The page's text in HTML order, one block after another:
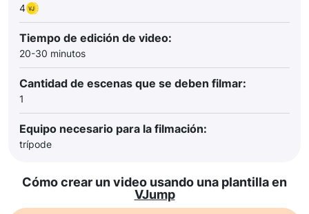
4
Tiempo de edición de video:
20-30 minutos
Cantidad de escenas que se deben filmar:
1
Equipo necesario para la filmación:
trípode
Cómo crear un video usando una plantilla en
VJump